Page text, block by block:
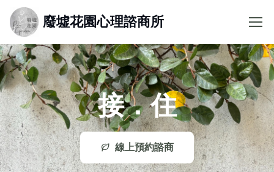
廢墟花園心理諮商所
接．住
線上預約諮商